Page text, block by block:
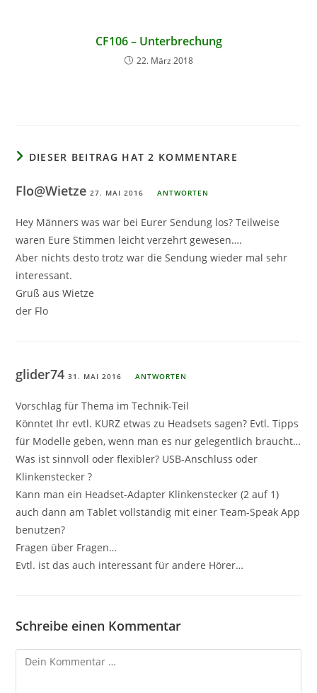
CF106 – Unterbrechung
22. März 2018
DIESER BEITRAG HAT 2 KOMMENTARE
Flo@Wietze27. MAI 2016 ANTWORTEN
Hey Männers was war bei Eurer Sendung los? Teilweise
waren Eure Stimmen leicht verzehrt gewesen….
Aber nichts desto trotz war die Sendung wieder mal sehr
interessant.
Gruß aus Wietze
der Flo
glider7431. MAI 2016 ANTWORTEN
Vorschlag für Thema im Technik-Teil
Könntet Ihr evtl. KURZ etwas zu Headsets sagen? Evtl. Tipps
für Modelle geben, wenn man es nur gelegentlich braucht…
Was ist sinnvoll oder flexibler? USB-Anschluss oder
Klinkenstecker ?
Kann man ein Headset-Adapter Klinkenstecker (2 auf 1)
auch dann am Tablet vollständig mit einer Team-Speak App
benutzen?
Fragen über Fragen…
Evtl. ist das auch interessant für andere Hörer…
Schreibe einen Kommentar
Kommentar